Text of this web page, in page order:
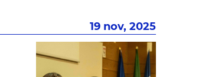
19 nov, 2025